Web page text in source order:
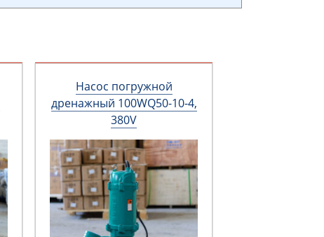
Насос погружной
дренажный 100WQ50-10-4,
380V